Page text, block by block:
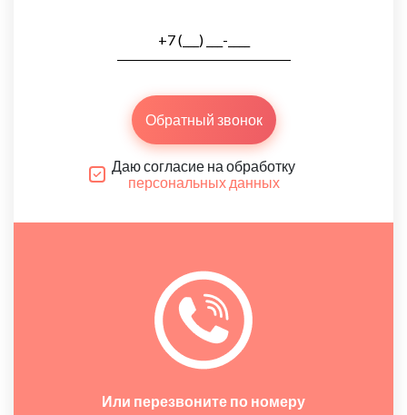
Обратный звонок
Даю согласие на обработку
персональных данных
Или перезвоните по номеру